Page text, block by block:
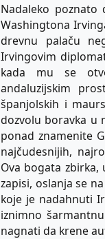
Nadaleko poznato
Washingtona
drevnu palaču
Irvingovim
kada mu se
andaluzijskim
španjolskih i
dozvolu boravka u
ponad znamenite
najčudesnijih,
Ova bogata
zapisi, oslanja se
koje je nadahnuti
iznimno
nagnati da krene